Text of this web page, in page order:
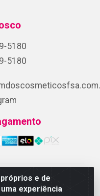
e de
experiência
5180
5180
LTDA -
Ipê, Feira de